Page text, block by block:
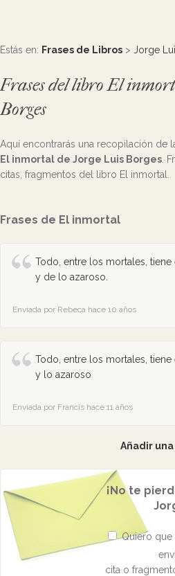
Estás en: Frases de Libros > Jorge
Frases del libro El
Borges
Aquí encontrarás una recopilación de
El inmortal de Jorge Luis Borges .
citas, fragmentos del libro El inmortal.
Frases de El inmortal
Todo, entre los mortales,
y de lo azaroso.
Enviada por Rebeca hace 10 años
Todo, entre los mortales,
y lo azaroso
Enviada por Francis hace 11 años
Añadir
¡No te
Quiero que
cita o